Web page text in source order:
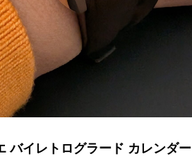
バイレトログラード カレンダー